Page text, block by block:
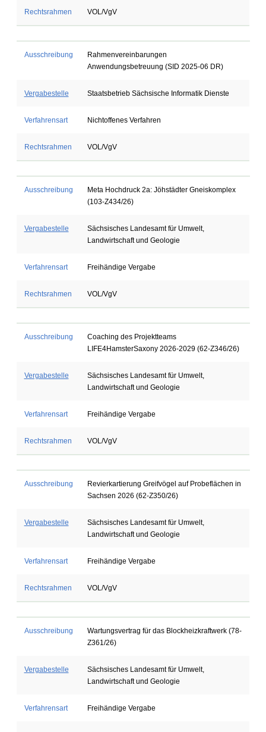
Rechtsrahmen VOL/VgV
Ausschreibung
Rahmenvereinbarungen
Anwendungsbetreuung (SID 2025-06 DR)
Vergabestelle Staatsbetrieb Sächsische Informatik Dienste
Verfahrensart Nichtoffenes Verfahren
Rechtsrahmen VOL/VgV
Ausschreibung
Meta Hochdruck 2a: Jöhstädter Gneiskomplex
(103-Z434/26)
Vergabestelle
Sächsisches Landesamt für Umwelt,
Landwirtschaft und Geologie
Verfahrensart Freihändige Vergabe
Rechtsrahmen VOL/VgV
Ausschreibung
Coaching des Projektteams
LIFE4HamsterSaxony 2026-2029 (62-Z346/26)
Vergabestelle
Sächsisches Landesamt für Umwelt,
Landwirtschaft und Geologie
Verfahrensart Freihändige Vergabe
Rechtsrahmen VOL/VgV
Ausschreibung
Revierkartierung Greifvögel auf Probeflächen in
Sachsen 2026 (62-Z350/26)
Vergabestelle
Sächsisches Landesamt für Umwelt,
Landwirtschaft und Geologie
Verfahrensart Freihändige Vergabe
Rechtsrahmen VOL/VgV
Ausschreibung
Wartungsvertrag für das Blockheizkraftwerk (78-
Z361/26)
Vergabestelle
Sächsisches Landesamt für Umwelt,
Landwirtschaft und Geologie
Verfahrensart Freihändige Vergabe